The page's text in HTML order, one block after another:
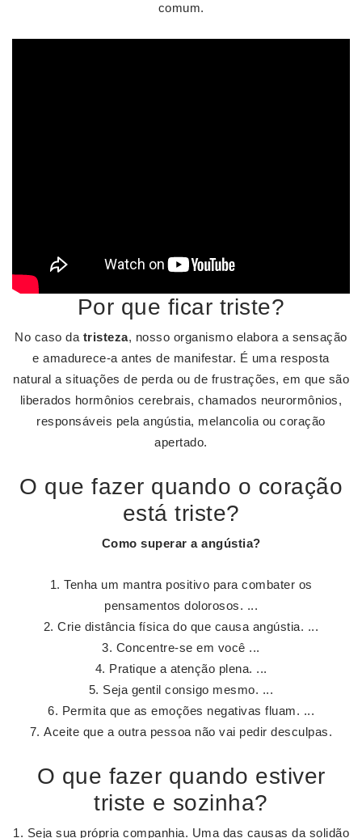
comum.
Por que ficar triste?
No caso da tristeza, nosso organismo elabora a sensação
e amadurece-a antes de manifestar. É uma resposta
natural a situações de perda ou de frustrações, em que são
liberados hormônios cerebrais, chamados neurormônios,
responsáveis pela angústia, melancolia ou coração
apertado.
O que fazer quando o coração
está triste?
Como superar a angústia?
Tenha um mantra positivo para combater os
pensamentos dolorosos. ...
Crie distância física do que causa angústia. ...
Concentre-se em você ...
Pratique a atenção plena. ...
Seja gentil consigo mesmo. ...
Permita que as emoções negativas fluam. ...
Aceite que a outra pessoa não vai pedir desculpas.
O que fazer quando estiver
triste e sozinha?
Seja sua própria companhia. Uma das causas da solidão